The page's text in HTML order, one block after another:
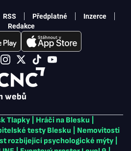
webů
Tlapky Hráči na Blesku
testy Blesku
Nemovitosti
rozbíjející psychologické mýty
RSS Předplatné
Inzerce
Redakce